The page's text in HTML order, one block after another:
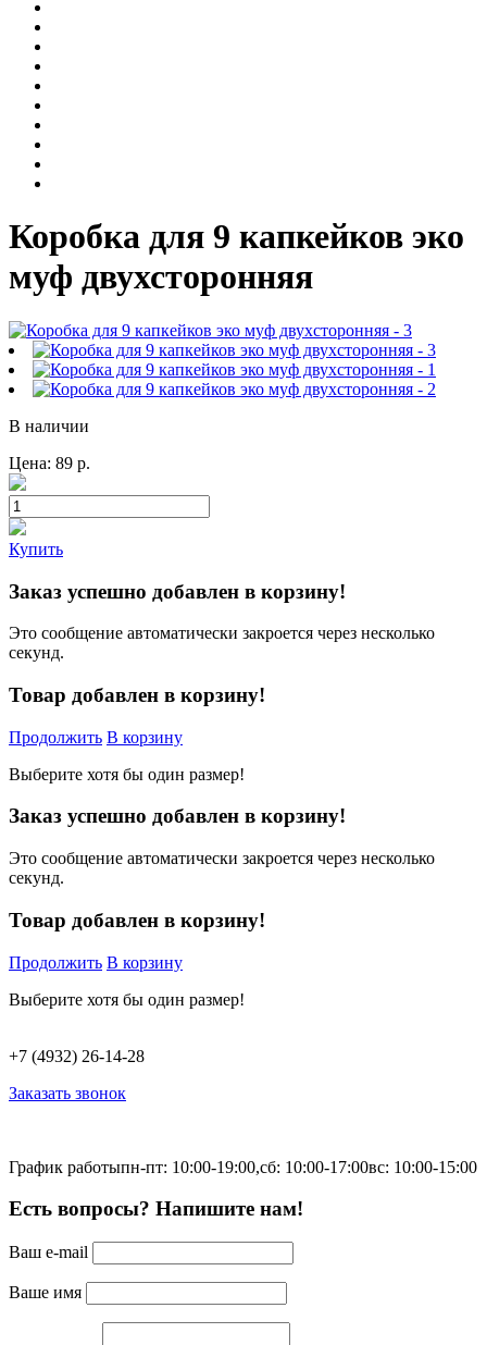
Коробка для 9 капкейков эко
муф двухсторонняя
В наличии
Цена: 89 р.
Купить
Заказ успешно добавлен в корзину!
Это сообщение автоматически закроется через несколько
секунд.
Товар добавлен в корзину!
Продолжить В корзину
Выберите хотя бы один размер!
Заказ успешно добавлен в корзину!
Это сообщение автоматически закроется через несколько
секунд.
Товар добавлен в корзину!
Продолжить В корзину
Выберите хотя бы один размер!
+7 (4932) 26-14-28
Заказать звонок
График работыпн-пт: 10:00-19:00,сб: 10:00-17:00вс: 10:00-15:00
Есть вопросы? Напишите нам!
Ваш e-mail
Ваше имя